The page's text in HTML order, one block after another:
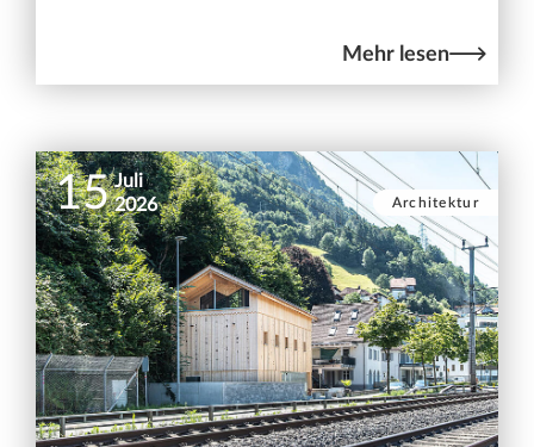
Mehr lesen
15 Juli
2026
Architektur